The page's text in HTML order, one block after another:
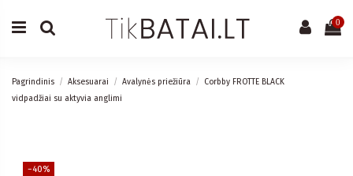
0
Pagrindinis Aksesuarai Avalynės priežiūra
Corbby FROTTE BLACK
vidpadžiai su aktyvia anglimi
−40%